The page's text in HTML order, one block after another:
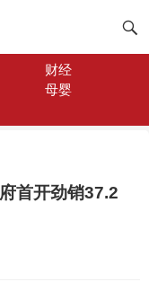
财经
母婴
首开劲销37.2